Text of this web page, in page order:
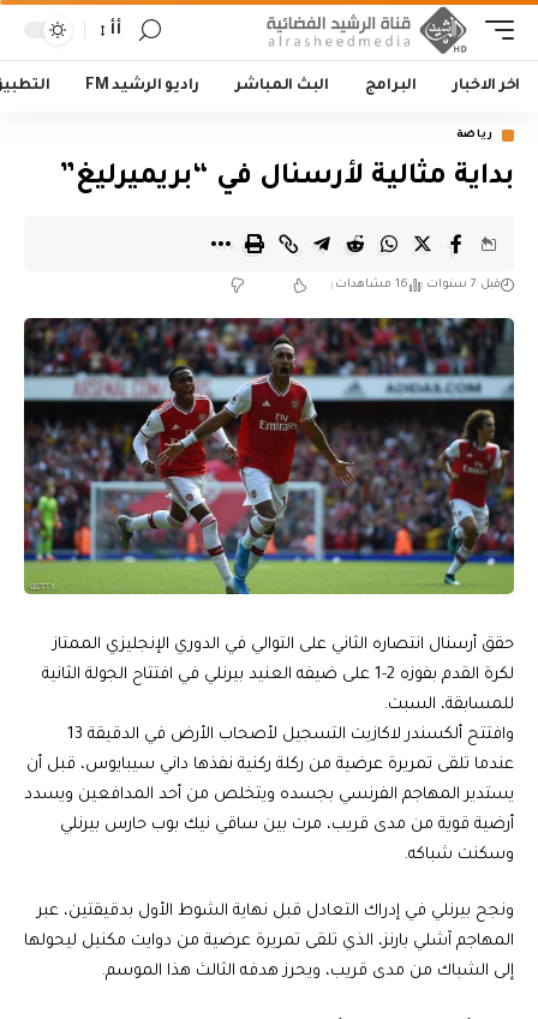
أأ
اخر الاخبار البرامج البث المباشر راديو الرشيد FM
رياضة
بداية مثالية لأرسنال في “بريميرليغ”
قبل 7 سنوات 16 مشاهدات
حقق أرسنال انتصاره الثاني على التوالي في الدوري الإنجليزي الممتاز
لكرة القدم بفوزه 2-1 على ضيفه العنيد بيرنلي في افتتاح الجولة الثانية
للمسابقة، السبت.
وافتتح ألكسندر لاكازيت التسجيل لأصحاب الأرض في الدقيقة 13
عندما تلقى تمريرة عرضية من ركلة ركنية نفذها داني سيبايوس، قبل أن
يستدير المهاجم الفرنسي بجسده ويتخلص من أحد المدافعين ويسدد
أرضية قوية من مدى قريب، مرت بين ساقي نيك بوب حارس بيرنلي
وسكنت شباكه.
ونجح بيرنلي في إدراك التعادل قبل نهاية الشوط الأول بدقيقتين، عبر
المهاجم آشلي بارنز، الذي تلقى تمريرة عرضية من دوايت مكنيل ليحولها
إلى الشباك من مدى قريب، ويحرز هدفه الثالث هذا الموسم.